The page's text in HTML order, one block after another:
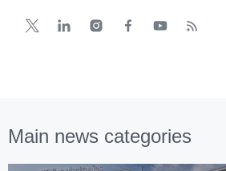
Main news categories